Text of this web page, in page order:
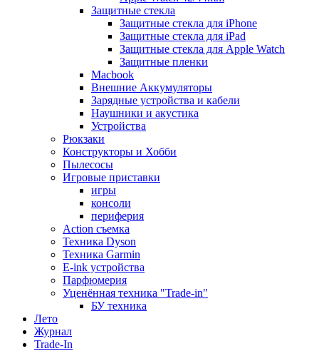
Защитные стекла
Защитные стекла для iPhone
Защитные стекла для iPad
Защитные стекла для Apple Watch
Защитные пленки
Macbook
Внешние Аккумуляторы
Зарядные устройства и кабели
Наушники и акустика
Устройства
Рюкзаки
Конструкторы и Хобби
Пылесосы
Игровые приставки
игры
консоли
периферия
Action съемка
Техника Dyson
Техника Garmin
E-ink устройства
Парфюмерия
Уценённая техника "Trade-in"
БУ техника
Лето
Журнал
Trade-In